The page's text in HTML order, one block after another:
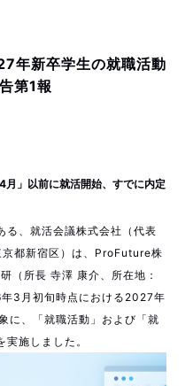
年新卒学生の就職活動
第1報
」以前に就活開始、すでに内定
る、就活会議株式会社（代表
都新宿区）は、ProFuture株
（所長 寺澤 康介、所在地：
3月初旬時点における2027年
に、「就職活動」および「就
施しました。